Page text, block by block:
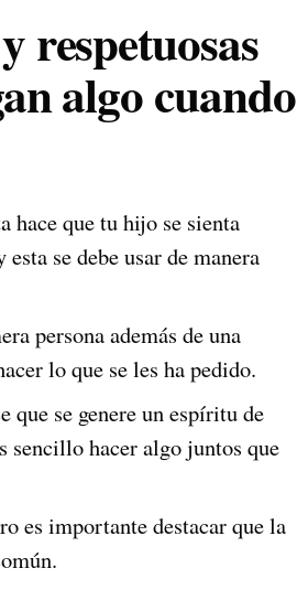
respetuosas
algo cuando
hace que tu hijo se sienta
se debe usar de manera
persona además de una
lo que se les ha pedido.
que se genere un espíritu de
sencillo hacer algo juntos que
es importante destacar que la